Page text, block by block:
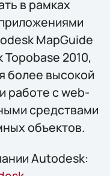
в рамках
MapGuide
2010,
более высокой
работе с web-
средствами
объектов.
Autodesk: